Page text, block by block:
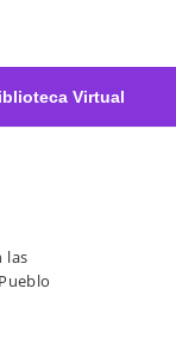
Virtual
las